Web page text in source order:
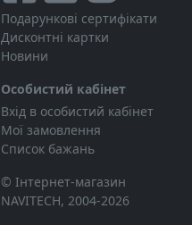
Подарункові сертифікати
Дисконтні картки
Новини
Особистий кабінет
Вхід в особистий кабінет
Мої замовлення
Список бажань
© Інтернет-магазин
NAVITECH, 2004-2026